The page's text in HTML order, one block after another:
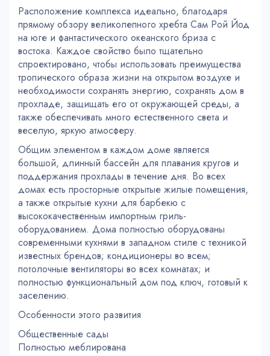
Расположение комплекса идеально, благодаря
прямому обзору великолепного хребта Сам Рой Йод
на юге и фантастического океанского бриза с
востока. Каждое свойство было тщательно
спроектировано, чтобы использовать преимущества
тропического образа жизни на открытом воздухе и
необходимости сохранять энергию, сохранять дом в
прохладе, защищать его от окружающей среды, а
также обеспечивать много естественного света и
веселую, яркую атмосферу.
Общим элементом в каждом доме является
большой, длинный бассейн для плавания кругов и
поддержания прохлады в течение дня. Во всех
домах есть просторные открытые жилые помещения,
а также открытые кухни для барбекю с
высококачественным импортным гриль-
оборудованием. Дома полностью оборудованы
современными кухнями в западном стиле с техникой
известных брендов; кондиционеры во всем;
потолочные вентиляторы во всех комнатах; и
полностью функциональный дом под ключ, готовый к
заселению.
Особенности этого развития
Общественные сады
Полностью меблирована